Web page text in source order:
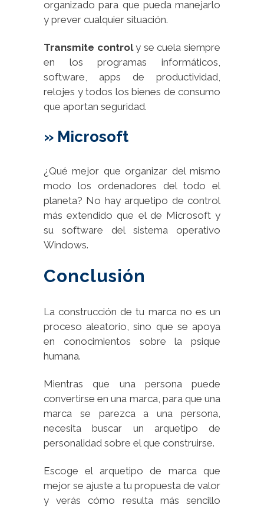
organizado para que pueda manejarlo
y prever cualquier situación.
Transmite controly se cuela siempre
en los programas informáticos,
software, apps de productividad,
relojes y todos los bienes de consumo
que aportan seguridad.
» Microsoft
¿Qué mejor que organizar del mismo
modo los ordenadores del todo el
planeta? No hay arquetipo de control
más extendido que el de Microsoft y
su software del sistema operativo
Windows.
Conclusión
La construcción de tu marca no es un
proceso aleatorio, sino que se apoya
en conocimientos sobre la psique
humana.
Mientras que una persona puede
convertirse en una marca, para que una
marca se parezca a una persona,
necesita buscar un arquetipo de
personalidad sobre el que construirse.
Escoge el arquetipo de marca que
mejor se ajuste a tu propuesta de valor
y verás cómo resulta más sencillo